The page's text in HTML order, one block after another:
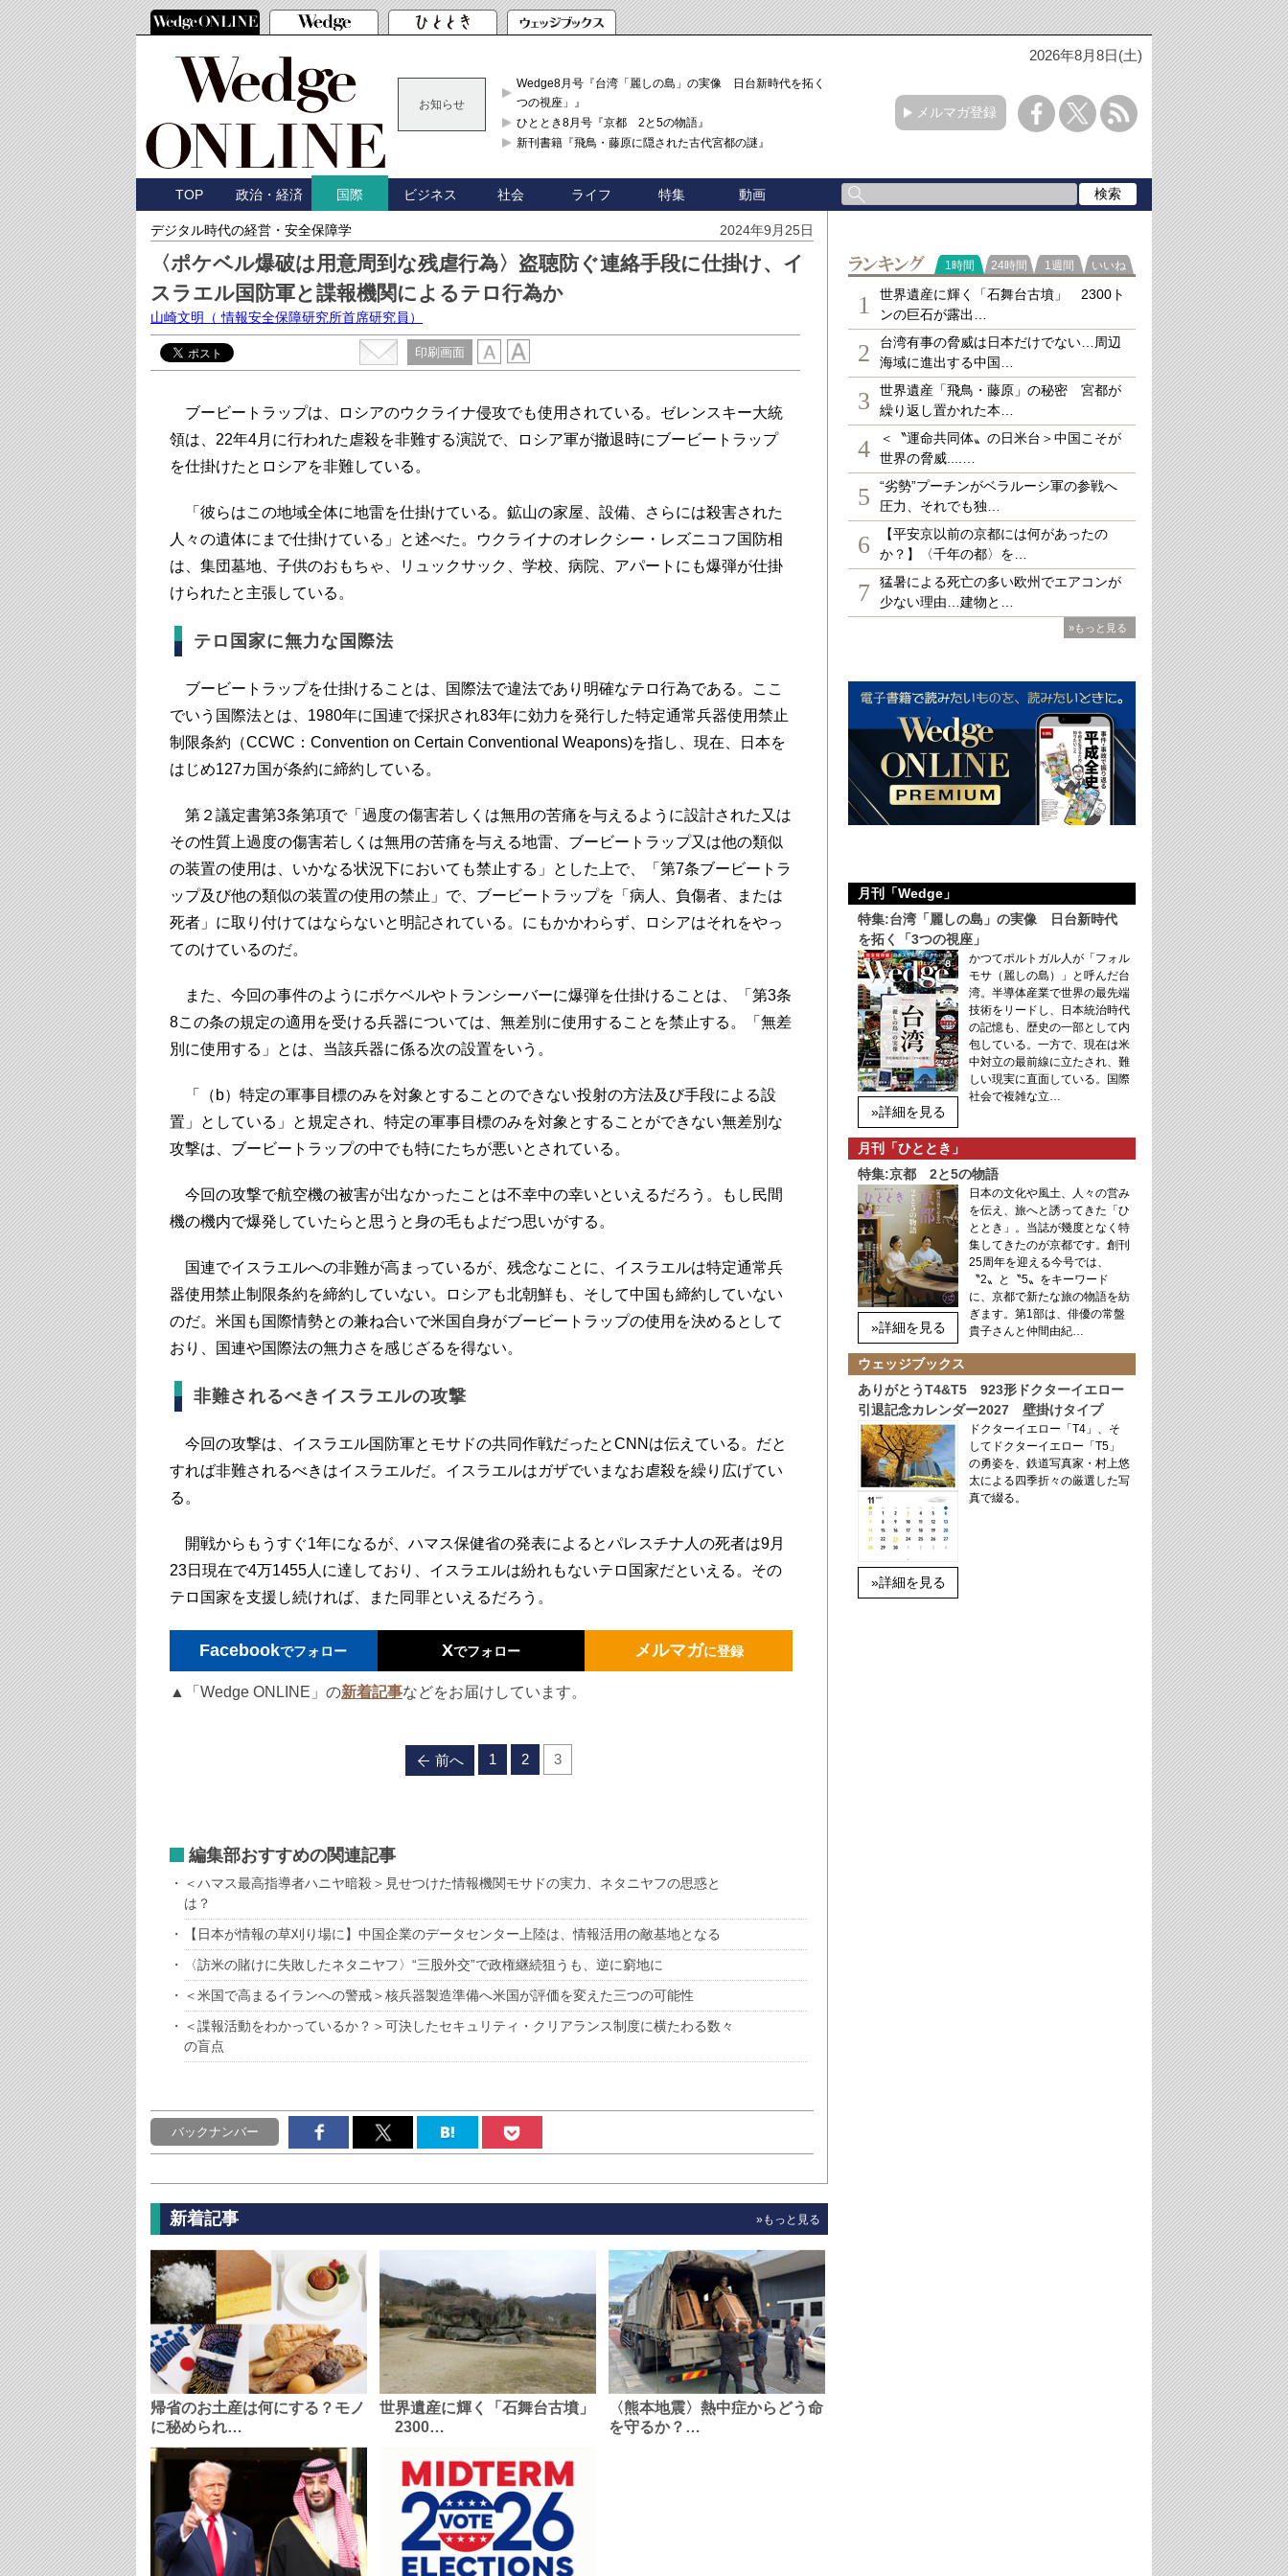
2026年8月8日(土)
お知らせ
Wedge8月号『台湾「麗しの島」の実像 日台新時代を拓く「3
つの視座」』
ひととき8月号『京都 2と5の物語』
新刊書籍『飛鳥・藤原に隠された古代宮都の謎』
メルマガ登録
TOP 政治・経済 国際 ビジネス 社会 ライフ 特集 動画
デジタル時代の経営・安全保障学 2024年9月25日
〈ポケベル爆破は用意周到な残虐行為〉盗聴防ぐ連絡手段に仕掛け、イ
スラエル国防軍と諜報機関によるテロ行為か
山崎文明 （ 情報安全保障研究所首席研究員）
印刷画面
ブービートラップは、ロシアのウクライナ侵攻でも使用されている。ゼレンスキー大統
領は、22年4月に行われた虐殺を非難する演説で、ロシア軍が撤退時にブービートラップ
を仕掛けたとロシアを非難している。
「彼らはこの地域全体に地雷を仕掛けている。鉱山の家屋、設備、さらには殺害された
人々の遺体にまで仕掛けている」と述べた。ウクライナのオレクシー・レズニコフ国防相
は、集団墓地、子供のおもちゃ、リュックサック、学校、病院、アパートにも爆弾が仕掛
けられたと主張している。
テロ国家に無力な国際法
ブービートラップを仕掛けることは、国際法で違法であり明確なテロ行為である。ここ
でいう国際法とは、1980年に国連で採択され83年に効力を発行した特定通常兵器使用禁止
制限条約（CCWC：Convention on Certain Conventional Weapons)を指し、現在、日本を
はじめ127カ国が条約に締約している。
第２議定書第3条第項で「過度の傷害若しくは無用の苦痛を与えるように設計された又は
その性質上過度の傷害若しくは無用の苦痛を与える地雷、ブービートラップ又は他の類似
の装置の使用は、いかなる状況下においても禁止する」とした上で、「第7条ブービートラ
ップ及び他の類似の装置の使用の禁止」で、ブービートラップを「病人、負傷者、または
死者」に取り付けてはならないと明記されている。にもかかわらず、ロシアはそれをやっ
てのけているのだ。
また、今回の事件のようにポケベルやトランシーバーに爆弾を仕掛けることは、「第3条
8この条の規定の適用を受ける兵器については、無差別に使用することを禁止する。「無差
別に使用する」とは、当該兵器に係る次の設置をいう。
「（b）特定の軍事目標のみを対象とすることのできない投射の方法及び手段による設
置」としている」と規定され、特定の軍事目標のみを対象とすることができない無差別な
攻撃は、ブービートラップの中でも特にたちが悪いとされている。
今回の攻撃で航空機の被害が出なかったことは不幸中の幸いといえるだろう。もし民間
機の機内で爆発していたらと思うと身の毛もよだつ思いがする。
国連でイスラエルへの非難が高まっているが、残念なことに、イスラエルは特定通常兵
器使用禁止制限条約を締約していない。ロシアも北朝鮮も、そして中国も締約していない
のだ。米国も国際情勢との兼ね合いで米国自身がブービートラップの使用を決めるとして
おり、国連や国際法の無力さを感じざるを得ない。
非難されるべきイスラエルの攻撃
今回の攻撃は、イスラエル国防軍とモサドの共同作戦だったとCNNは伝えている。だと
すれば非難されるべきはイスラエルだ。イスラエルはガザでいまなお虐殺を繰り広げてい
る。
開戦からもうすぐ1年になるが、ハマス保健省の発表によるとパレスチナ人の死者は9月
23日現在で4万1455人に達しており、イスラエルは紛れもないテロ国家だといえる。その
テロ国家を支援し続ければ、また同罪といえるだろう。
Facebookでフォロー Xでフォロー メルマガに登録
▲「Wedge ONLINE」の新着記事などをお届けしています。
前へ 1 2 3
編集部おすすめの関連記事
＜ハマス最高指導者ハニヤ暗殺＞見せつけた情報機関モサドの実力、ネタニヤフの思惑と
は？
【日本が情報の草刈り場に】中国企業のデータセンター上陸は、情報活用の敵基地となる
〈訪米の賭けに失敗したネタニヤフ〉“三股外交”で政権継続狙うも、逆に窮地に
＜米国で高まるイランへの警戒＞核兵器製造準備へ米国が評価を変えた三つの可能性
＜諜報活動をわかっているか？＞可決したセキュリティ・クリアランス制度に横たわる数々
の盲点
バックナンバー
新着記事 »もっと見る
帰省のお土産は何にする？モノ
に秘められ…
世界遺産に輝く「石舞台古墳」
2300…
〈熊本地震〉熱中症からどう命
を守るか？…
ランキング
1時間 24時間 1週間 いいね
1
世界遺産に輝く「石舞台古墳」 2300ト
ンの巨石が露出…
2
台湾有事の脅威は日本だけでない…周辺
海域に進出する中国…
3
世界遺産「飛鳥・藤原」の秘密 宮都が
繰り返し置かれた本…
4
＜〝運命共同体〟の日米台＞中国こそが
世界の脅威....…
5
“劣勢”プーチンがベラルーシ軍の参戦へ
圧力、それでも独…
6
【平安京以前の京都には何があったの
か？】〈千年の都〉を…
7
猛暑による死亡の多い欧州でエアコンが
少ない理由…建物と…
»もっと見る
月刊「Wedge」
特集:台湾「麗しの島」の実像 日台新時代
を拓く「3つの視座」
»詳細を見る
かつてポルトガル人が「フォル
モサ（麗しの島）」と呼んだ台
湾。半導体産業で世界の最先端
技術をリードし、日本統治時代
の記憶も、歴史の一部として内
包している。一方で、現在は米
中対立の最前線に立たされ、難
しい現実に直面している。国際
社会で複雑な立…
月刊「ひととき」
特集:京都 2と5の物語
»詳細を見る
日本の文化や風土、人々の営み
を伝え、旅へと誘ってきた「ひ
ととき」。当誌が幾度となく特
集してきたのが京都です。創刊
25周年を迎える今号では、
〝2〟と〝5〟をキーワード
に、京都で新たな旅の物語を紡
ぎます。第1部は、俳優の常盤
貴子さんと仲間由紀…
ウェッジブックス
ありがとうT4&T5 923形ドクターイエロー
引退記念カレンダー2027 壁掛けタイプ
»詳細を見る
ドクターイエロー「T4」、そ
してドクターイエロー「T5」
の勇姿を、鉄道写真家・村上悠
太による四季折々の厳選した写
真で綴る。